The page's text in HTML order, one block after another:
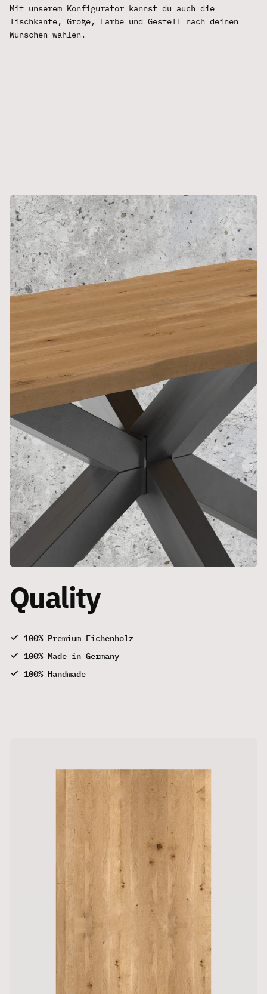
Mit unserem Konfigurator kannst du auch die
Tischkante, Größe, Farbe und Gestell nach deinen
Wünschen wählen.
Quality
100% Premium Eichenholz
100% Made in Germany
100% Handmade